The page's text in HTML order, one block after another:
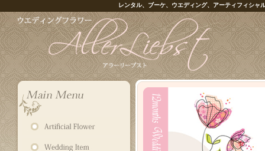
レンタル、ブーケ、ウエディング、アーティフィシャ